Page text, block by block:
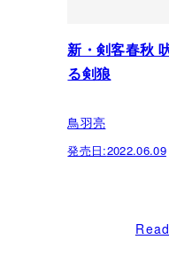
新・剣客春秋
る剣狼
鳥羽亮
発売日:2022.06.09